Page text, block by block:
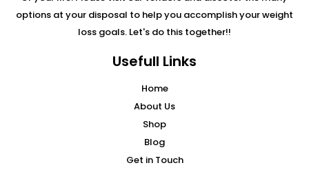
options at your disposal to help you accomplish your weight
loss goals. Let's do this together!!
Usefull Links
Home
About Us
Shop
Blog
Get in Touch